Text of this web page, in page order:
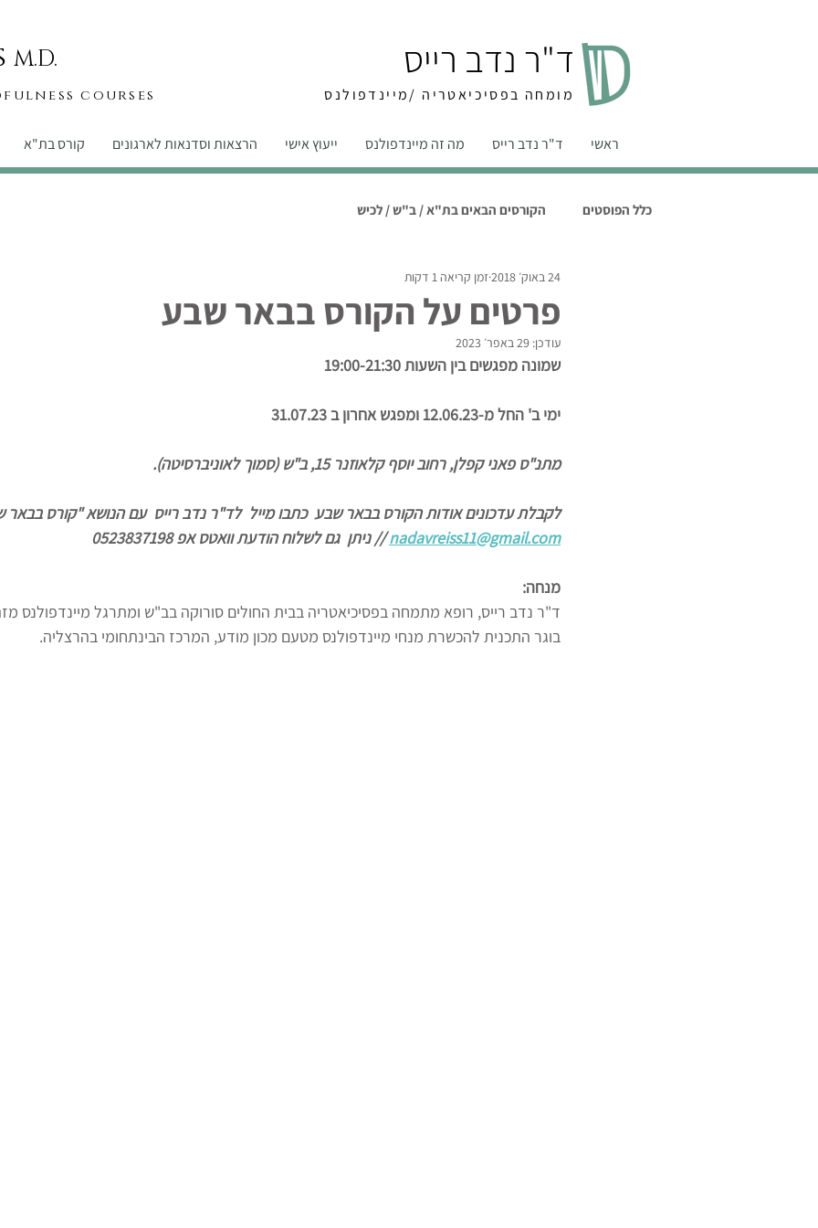
M.D.
courses
ד"ר נדב רייס
מומחה בפסיכיאטריה /מיינדפולנס
ראשי ד"ר נדב רייס מה זה מיינדפולנס ייעוץ אישי הרצאות וסדנאות לארגונים קורס בת"א
כלל הפוסטים הקורסים הבאים בת"א / ב"ש / לכיש
פרטים על הקורס בבאר שבע
24 באוק׳ 2018 זמן קריאה 1 דקות
עודכן: 29 באפר׳ 2023
שמונה מפגשים בין השעות 19:00-21:30
ימי ב' החל מ-12.06.23 ומפגש אחרון ב 31.07.23
מתנ"ס פאני קפלן, רחוב יוסף קלאוזנר 15, ב"ש (סמוך לאוניברסיטה).
לקבלת עדכונים אודות הקורס בבאר שבע  כתבו מייל  לד"ר נדב רייס  עם הנושא "קורס
nadavreiss11@gmail.com // ניתן  גם לשלוח הודעת וואטס אפ 0523837198
מנחה:
ד"ר נדב רייס, רופא מתמחה בפסיכיאטריה בבית החולים סורוקה בב"ש ומתרגל מיינדפולנס מזה 17
בוגר התכנית להכשרת מנחי מיינדפולנס מטעם מכון מודע, המרכז הבינתחומי בהרצליה.